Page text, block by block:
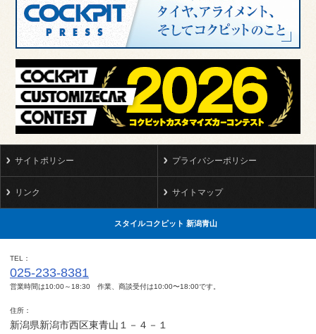
サイトポリシー プライバシーポリシー
リンク サイトマップ
スタイルコクピット 新潟青山
TEL
025-233-8381
営業時間は10:00～18:30 作業、商談受付は10:00〜18:00です。
住所
新潟県新潟市西区東青山１－４－１